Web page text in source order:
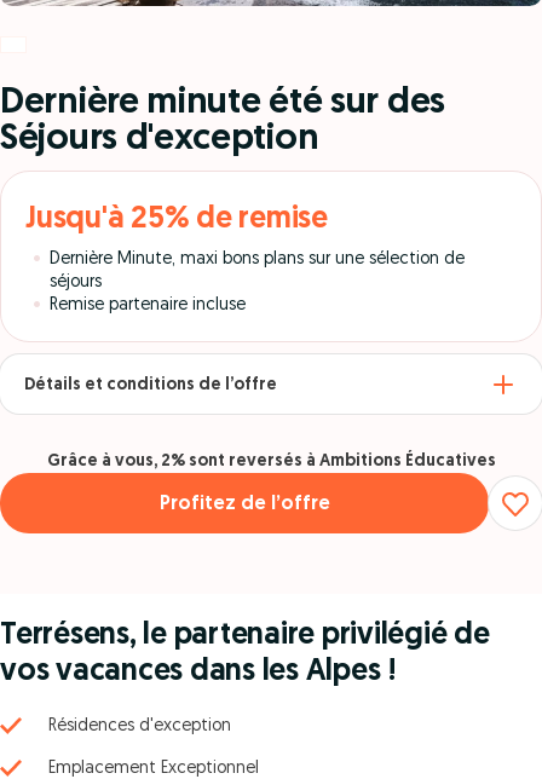
Terrésens, le partenaire privilégié de
vos vacances dans les Alpes !
Résidences d'exception
Emplacement Exceptionnel
Dernière minute été sur des
Séjours d'exception
Jusqu'à 25% de remise
Dernière Minute, maxi bons plans sur une sélection de
séjours
Remise partenaire incluse
Détails et conditions de l’offre
Profitez de l’offre
Grâce à vous, 2% sont reversés à Ambitions Éducatives